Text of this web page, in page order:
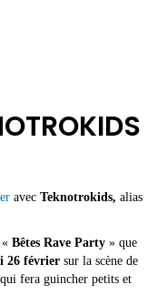
avec Teknotrokids, alias
Bêtes Rave Party » que
26 février sur la scène de
fera guincher petits et